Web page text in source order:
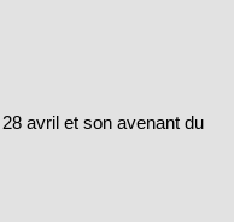
avril et son avenant du